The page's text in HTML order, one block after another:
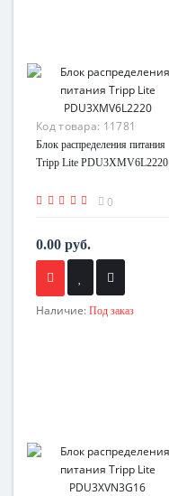
Код товара: 11781
Блок распределения питания
Tripp Lite PDU3XMV6L2220
0
0.00 руб.
Наличие: Под заказ